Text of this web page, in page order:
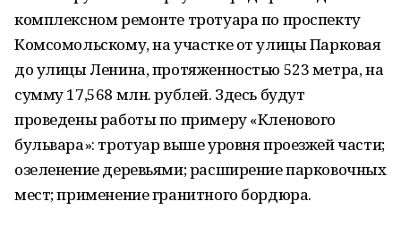
комплексном ремонте тротуара по проспекту
Комсомольскому, на участке от улицы Парковая
до улицы Ленина, протяженностью 523 метра, на
сумму 17,568 млн. рублей. Здесь будут
проведены работы по примеру «Кленового
бульвара»: тротуар выше уровня проезжей части;
озеленение деревьями; расширение парковочных
мест; применение гранитного бордюра.